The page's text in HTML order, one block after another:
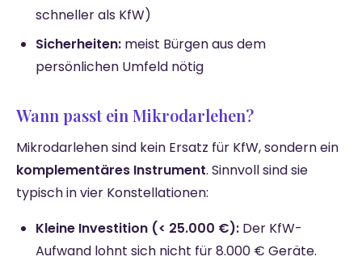
schneller als KfW)
Sicherheiten: meist Bürgen aus dem
persönlichen Umfeld nötig
Wann passt ein Mikrodarlehen?
Mikrodarlehen sind kein Ersatz für KfW, sondern ein
komplementäres Instrument. Sinnvoll sind sie
typisch in vier Konstellationen:
Kleine Investition (< 25.000 €): Der KfW-
Aufwand lohnt sich nicht für 8.000 € Geräte.